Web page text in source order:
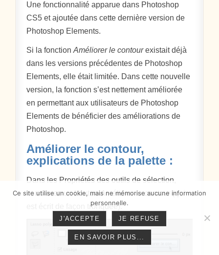
Une fonctionnalité apparue dans Photoshop
CS5 et ajoutée dans cette dernière version de
Photoshop Elements.
Si la fonctionAméliorer le contourexistait déjà
dans les versions précédentes de Photoshop
Elements, elle était limitée. Dans cette nouvelle
version, la fonction s’est nettement améliorée
en permettant aux utilisateurs de Photoshop
Elements de bénéficier des améliorations de
Photoshop.
Améliorer le contour,
explications de la palette :
Dans les Propriétés des outils de sélection,
vous avez un boutonAméliorer le contour (qui
est écrit de façon tronquée).
Ce site utilise un cookie, mais ne mémorise aucune information
personnelle.
J'ACCEPTE JE REFUSE
EN SAVOIR PLUS...